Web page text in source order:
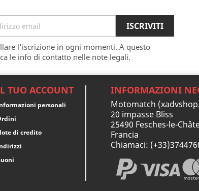
l'iscrizione in ogni momenti. A questo
le info di contatto nelle note legali.
TUO ACCOUNT
personali
di credito
INFORMAZIONI
Motomatch
20 impasse Bliss
25490 Fesches-le-
Francia
Chiamaci: